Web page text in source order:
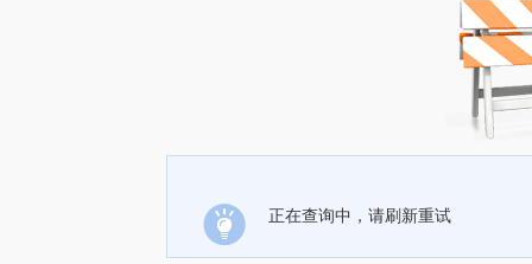
正在查询中，请刷新重试